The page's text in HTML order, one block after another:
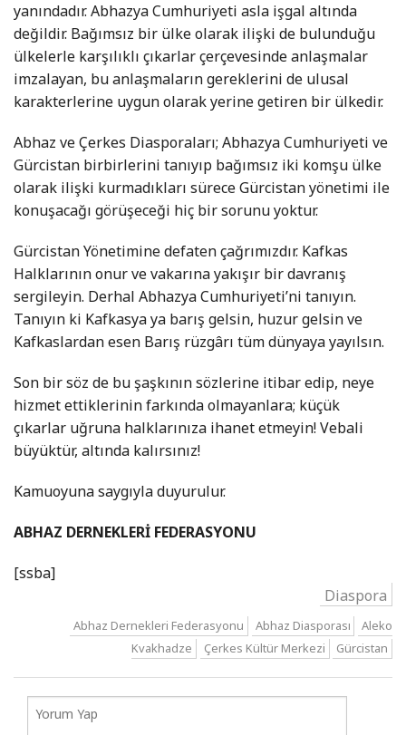
yanındadır. Abhazya Cumhuriyeti asla işgal altında
değildir. Bağımsız bir ülke olarak ilişki de bulunduğu
ülkelerle karşılıklı çıkarlar çerçevesinde anlaşmalar
imzalayan, bu anlaşmaların gereklerini de ulusal
karakterlerine uygun olarak yerine getiren bir ülkedir.
Abhaz ve Çerkes Diasporaları; Abhazya Cumhuriyeti ve
Gürcistan birbirlerini tanıyıp bağımsız iki komşu ülke
olarak ilişki kurmadıkları sürece Gürcistan yönetimi ile
konuşacağı görüşeceği hiç bir sorunu yoktur.
Gürcistan Yönetimine defaten çağrımızdır. Kafkas
Halklarının onur ve vakarına yakışır bir davranış
sergileyin. Derhal Abhazya Cumhuriyeti’ni tanıyın.
Tanıyın ki Kafkasya ya barış gelsin, huzur gelsin ve
Kafkaslardan esen Barış rüzgârı tüm dünyaya yayılsın.
Son bir söz de bu şaşkının sözlerine itibar edip, neye
hizmet ettiklerinin farkında olmayanlara; küçük
çıkarlar uğruna halklarınıza ihanet etmeyin! Vebali
büyüktür, altında kalırsınız!
Kamuoyuna saygıyla duyurulur.
ABHAZ DERNEKLERİ FEDERASYONU
[ssba]
Diaspora
Abhaz Dernekleri Federasyonu Abhaz Diasporası
Aleko
Kvakhadze
Çerkes Kültür Merkezi Gürcistan